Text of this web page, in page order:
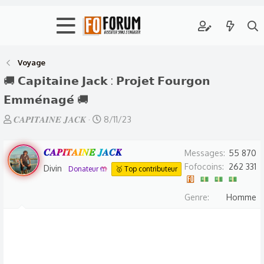
Voyage
🚚 𝗖𝗮𝗽𝗶𝘁𝗮𝗶𝗻𝗲 𝗝𝗮𝗰𝗸 : 𝗣𝗿𝗼𝗷𝗲𝘁 𝗙𝗼𝘂𝗿𝗴𝗼𝗻
𝗘𝗺𝗺𝗲́𝗻𝗮𝗴𝗲́ 🚚
A
t
e
u
𝑪𝑨𝑷𝑰𝑻𝑨𝑰𝑵𝑬 𝑱𝑨𝑪𝑲
D
t
8/11/23
𝑪𝑨𝑷𝑰𝑻𝑨𝑰𝑵𝑬 𝑱𝑨𝑪𝑲
Divin Donateur 🤲 🥇 Top contributeur
Messages
55 870
Fofocoins
262 331
Genre Homme